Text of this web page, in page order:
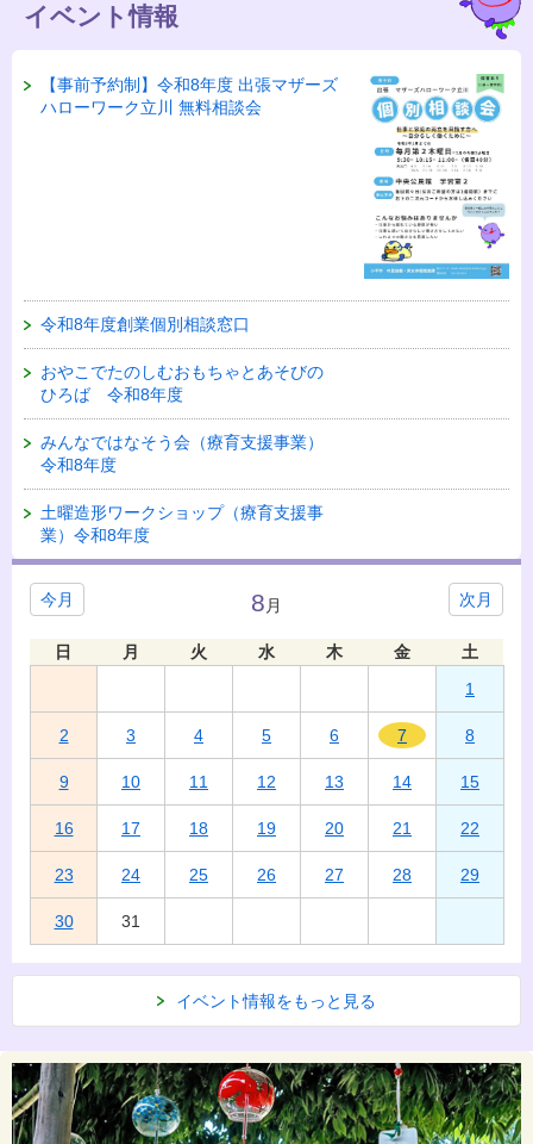
イベント情報
【事前予約制】令和8年度 出張マザーズ
ハローワーク立川 無料相談会
令和8年度創業個別相談窓口
おやこでたのしむおもちゃとあそびの
ひろば 令和8年度
みんなではなそう会（療育支援事業）
令和8年度
土曜造形ワークショップ（療育支援事
業）令和8年度
今月 次月
8 月
日 月 火 水 木 金
土
1
2 3 4 5 6 7 8
9 10 11 12 13 14 15
16 17 18 19 20 21 22
23 24 25 26 27 28 29
30 31
イベント情報をもっと見る